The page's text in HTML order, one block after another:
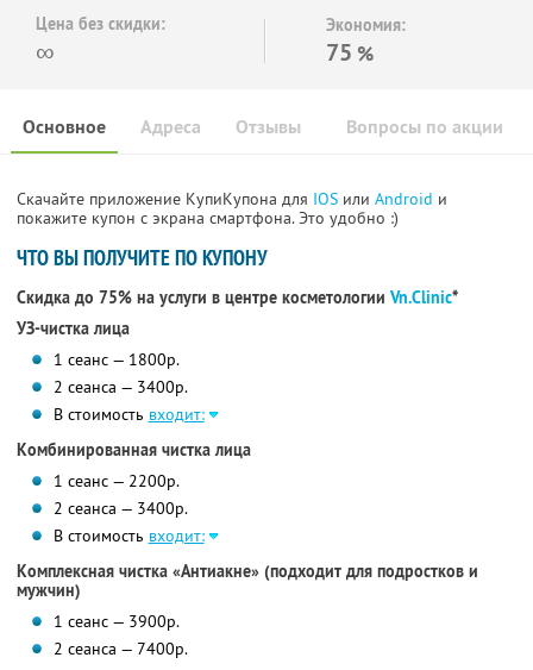
Цена без скидки:
∞
Экономия:
75 %
Основное Отзывы Вопросы по акции
Адреса
Скачайте приложение КупиКупона для IOS или Android и
покажите купон с экрана смартфона. Это удобно :)
ЧТО ВЫ ПОЛУЧИТЕ ПО КУПОНУ
Скидка до 75% на услуги в центре косметологии Vn.Clinic*
УЗ-чистка лица
1 сеанс — 1800р.
2 сеанса — 3400р.
В стоимость входит:
Комбинированная чистка лица
1 сеанс — 2200р.
2 сеанса — 3400р.
В стоимость входит:
Комплексная чистка «Антиакне» (подходит для подростков и
мужчин)
1 сеанс — 3900р.
2 сеанса — 7400р.